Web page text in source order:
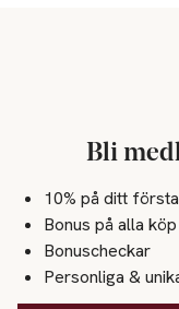
Bli
10% på ditt
Bonus på alla köp
Bonuscheckar
Personliga &